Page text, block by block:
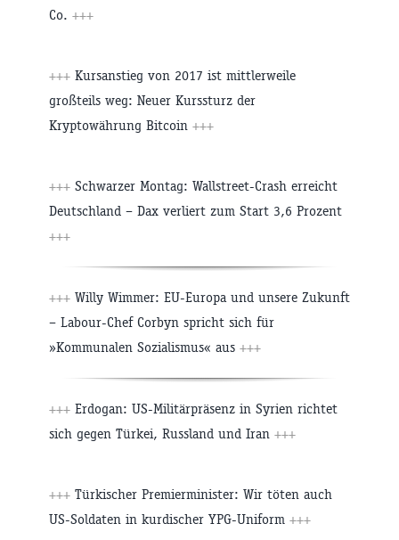
Co. +++
+++ Kursanstieg von 2017 ist mittlerweile
großteils weg: Neuer Kurssturz der
Kryptowährung Bitcoin +++
+++ Schwarzer Montag: Wallstreet-Crash erreicht
Deutschland – Dax verliert zum Start 3,6 Prozent
+++
+++ Willy Wimmer: EU-Europa und unsere Zukunft
– Labour-Chef Corbyn spricht sich für
»Kommunalen Sozialismus« aus +++
+++ Erdogan: US-Militärpräsenz in Syrien richtet
sich gegen Türkei, Russland und Iran +++
+++ Türkischer Premierminister: Wir töten auch
US-Soldaten in kurdischer YPG-Uniform +++